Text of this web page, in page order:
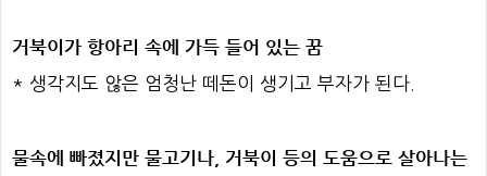
거북이가 항아리 속에 가득 들어 있는 꿈
* 생각지도 않은 엄청난 떼돈이 생기고 부자가 된다.
물속에 빠졌지만 물고기나, 거북이 등의 도움으로 살아나는